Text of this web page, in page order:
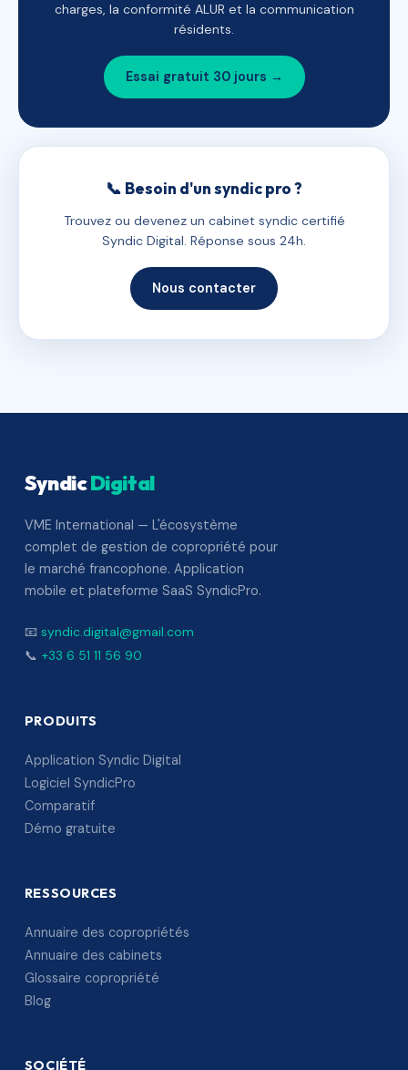
charges, la conformité ALUR et la communication
résidents.
Essai gratuit 30 jours →
📞 Besoin d'un syndic pro ?
Trouvez ou devenez un cabinet syndic certifié
Syndic Digital. Réponse sous 24h.
Nous contacter
SyndicDigital
VME International — L'écosystème
complet de gestion de copropriété pour
le marché francophone. Application
mobile et plateforme SaaS SyndicPro.
📧 syndic.digital@gmail.com
📞 +33 6 51 11 56 90
PRODUITS
Application Syndic Digital
Logiciel SyndicPro
Comparatif
Démo gratuite
RESSOURCES
Annuaire des copropriétés
Annuaire des cabinets
Glossaire copropriété
Blog
SOCIÉTÉ